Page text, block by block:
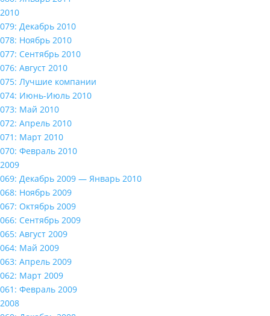
2010
079: Декабрь 2010
078: Ноябрь 2010
077: Сентябрь 2010
076: Август 2010
075: Лучшие компании
074: Июнь-Июль 2010
073: Май 2010
072: Апрель 2010
071: Март 2010
070: Февраль 2010
2009
069: Декабрь 2009 — Январь 2010
068: Ноябрь 2009
067: Октябрь 2009
066: Сентябрь 2009
065: Август 2009
064: Май 2009
063: Апрель 2009
062: Март 2009
061: Февраль 2009
2008